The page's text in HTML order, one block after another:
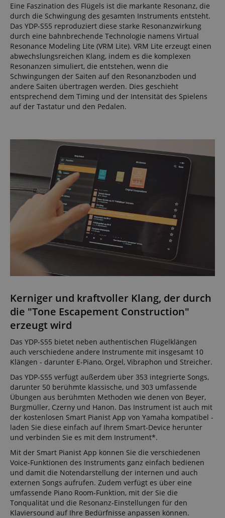
Eine Faszination des Flügels ist die markante Resonanz, die
durch die Schwingung des gesamten Instruments entsteht.
Das YDP-S55 reproduziert diese starke Resonanzwirkung
durch eine bahnbrechende Technologie namens Virtual
Resonance Modeling Lite (VRM Lite). VRM Lite erzeugt einen
abwechslungsreichen Klang, indem es die komplexen
Resonanzen simuliert, die entstehen, wenn die
Schwingungen der Saiten auf den Resonanzboden und
andere Saiten übertragen werden. Dies geschieht
entsprechend dem Timing und der Intensität des Spielens
auf der Tastatur und den Pedalen.
Kerniger und kraftvoller Klang, der durch
die "Tone Escapement Construction"
erzeugt wird
Das YDP-S55 bietet neben authentischen Flügelklängen
auch verschiedene andere Instrumente mit insgesamt 10
Klängen - darunter E-Piano, Orgel, Vibraphon und Streicher.
Das YDP-S55 verfügt außerdem über 353 integrierte Songs,
darunter 50 berühmte klassische, und 303 umfassende
Übungen aus berühmten Methoden wie denen von Beyer,
Burgmüller, Czerny und Hanon. Das Instrument ist auch mit
der kostenlosen Smart Pianist App von Yamaha kompatibel -
laden Sie diese einfach auf Ihrem Smart-Device herunter
und verbinden Sie es mit dem Instrument*.
Mit der Smart Pianist App können Sie die verschiedenen
Voice-Funktionen des Instruments ganz einfach bedienen
und damit die Notendarstellung der internen und auch
externen Songs aufrufen. Zudem verfügt es über eine
umfassende Piano Room-Funktion, mit der Sie die
Tonqualität und die Resonanz-Einstellungen für den
Klaviersound auf Ihre Bedürfnisse anpassen können.